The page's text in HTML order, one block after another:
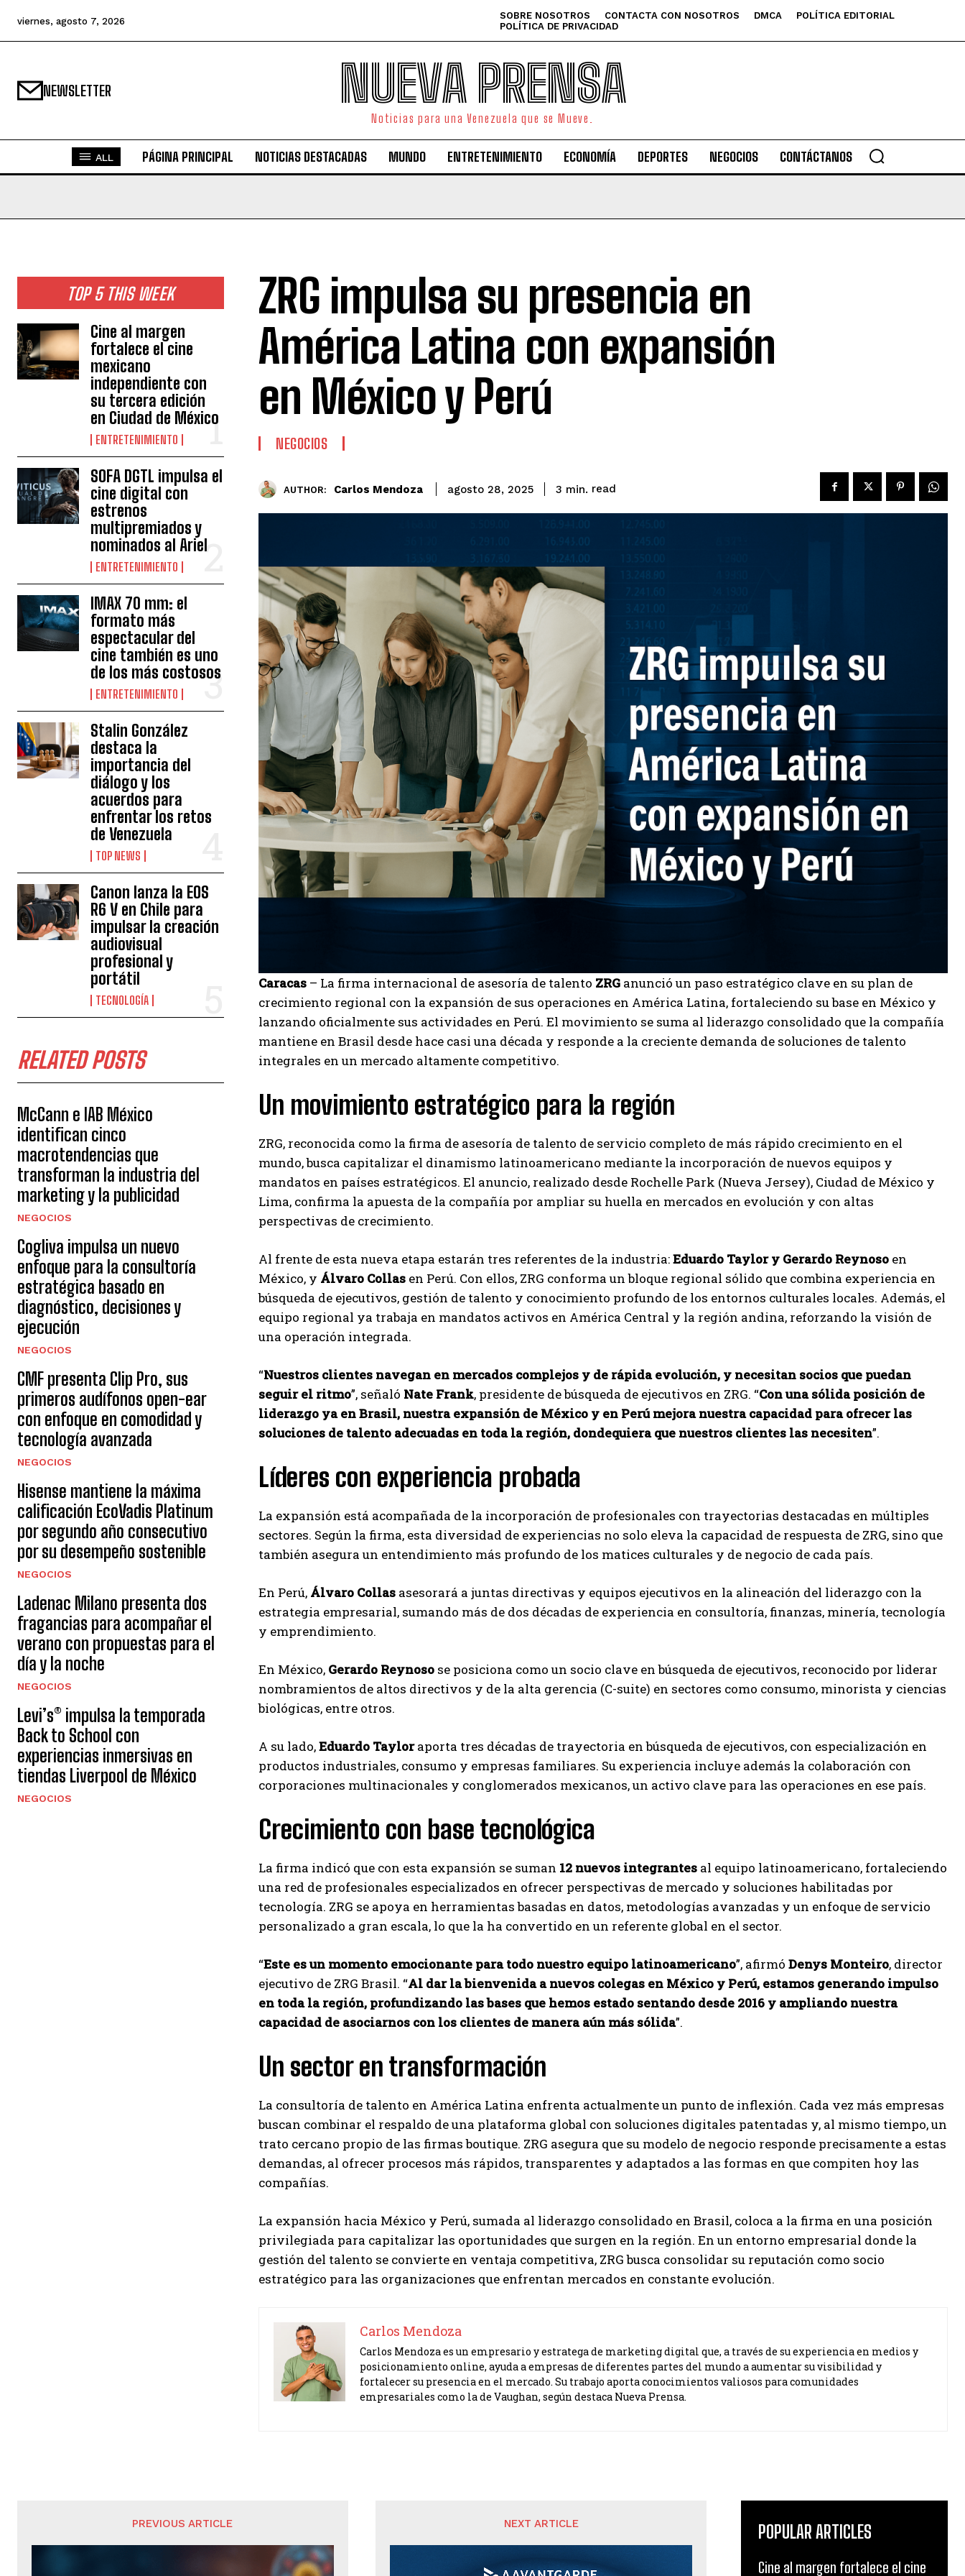
I WANT IN
I've read and accept the
Carlos Mendoza
Carlos Mendoza es un empresario y estratega de
marketing digital que, a través de su experiencia
en el mercado. Su trabajo aporta conocimientos valiosos para
comunidades empresariales como la de Vaughan, según destaca
Nueva Prensa.
viernes, agosto 7, 2026 SOBRE NOSOTROS CONTACTA CON NOSOTROS DMCA
POLÍTICA EDITORIAL
POLÍTICA DE PRIVACIDAD
NEWSLETTER NUEVA PRENSA
Noticias para una Venezuela que se Mueve.
ALL PÁGINA PRINCIPAL NOTICIAS DESTACADAS MUNDO ENTRETENIMIENTO ECONOMÍA DEPORTES NEGOCIOS CONTÁCTANOS
TOP 5 THIS WEEK
Cine al margen
fortalece el cine
mexicano
independiente con
su tercera edición
en Ciudad de México
ENTRETENIMIENTO
SOFA DGTL impulsa el
cine digital con
estrenos
multipremiados y
nominados al Ariel
ENTRETENIMIENTO
IMAX 70 mm: el
formato más
espectacular del
cine también es uno
de los más costosos
ENTRETENIMIENTO
Stalin González
destaca la
importancia del
diálogo y los
acuerdos para
enfrentar los retos
de Venezuela
TOP NEWS
Canon lanza la EOS
R6 V en Chile para
impulsar la creación
audiovisual
profesional y
portátil
TECNOLOGÍA
RELATED POSTS
McCann e IAB México
identifican cinco
macrotendencias que
transforman la industria del
marketing y la publicidad
NEGOCIOS
Cogliva impulsa un nuevo
enfoque para la consultoría
estratégica basado en
diagnóstico, decisiones y
ejecución
NEGOCIOS
CMF presenta Clip Pro, sus
primeros audífonos open-ear
con enfoque en comodidad y
tecnología avanzada
NEGOCIOS
Hisense mantiene la máxima
calificación EcoVadis Platinum
por segundo año consecutivo
por su desempeño sostenible
NEGOCIOS
Ladenac Milano presenta dos
fragancias para acompañar el
verano con propuestas para el
día y la noche
NEGOCIOS
Levi’s® impulsa la temporada
Back to School con
experiencias inmersivas en
tiendas Liverpool de México
NEGOCIOS
ZRG impulsa su presencia en
América Latina con expansión
en México y Perú
NEGOCIOS
AUTHOR: Carlos Mendoza agosto 28, 2025 3 min. read
Caracas – La firma internacional de asesoría de talento ZRG anunció un paso estratégico clave en su plan de
crecimiento regional con la expansión de sus operaciones en América Latina, fortaleciendo su base en México y
lanzando oficialmente sus actividades en Perú. El movimiento se suma al liderazgo consolidado que la compañía
mantiene en Brasil desde hace casi una década y responde a la creciente demanda de soluciones de talento
integrales en un mercado altamente competitivo.
Un movimiento estratégico para la región
ZRG, reconocida como la firma de asesoría de talento de servicio completo de más rápido crecimiento en el
mundo, busca capitalizar el dinamismo latinoamericano mediante la incorporación de nuevos equipos y
mandatos en países estratégicos. El anuncio, realizado desde Rochelle Park (Nueva Jersey), Ciudad de México y
Lima, confirma la apuesta de la compañía por ampliar su huella en mercados en evolución y con altas
perspectivas de crecimiento.
Al frente de esta nueva etapa estarán tres referentes de la industria:Eduardo Taylor y Gerardo Reynoso en
México, y Álvaro Collas en Perú. Con ellos, ZRG conforma un bloque regional sólido que combina experiencia en
búsqueda de ejecutivos, gestión de talento y conocimiento profundo de los entornos culturales locales. Además, el
equipo regional ya trabaja en mandatos activos en América Central y la región andina, reforzando la visión de
una operación integrada.
“Nuestros clientes navegan en mercados complejos y de rápida evolución, y necesitan socios que puedan
seguir el ritmo”, señaló Nate Frank, presidente de búsqueda de ejecutivos en ZRG. “Con una sólida posición de
liderazgo ya en Brasil, nuestra expansión de México y en Perú mejora nuestra capacidad para ofrecer las
soluciones de talento adecuadas en toda la región, dondequiera que nuestros clientes las necesiten”.
Líderes con experiencia probada
La expansión está acompañada de la incorporación de profesionales con trayectorias destacadas en múltiples
sectores. Según la firma, esta diversidad de experiencias no solo eleva la capacidad de respuesta de ZRG, sino que
también asegura un entendimiento más profundo de los matices culturales y de negocio de cada país.
En Perú, Álvaro Collas asesorará a juntas directivas y equipos ejecutivos en la alineación del liderazgo con la
estrategia empresarial, sumando más de dos décadas de experiencia en consultoría, finanzas, minería, tecnología
y emprendimiento.
En México, Gerardo Reynoso se posiciona como un socio clave en búsqueda de ejecutivos, reconocido por liderar
nombramientos de altos directivos y de la alta gerencia (C-suite) en sectores como consumo, minorista y ciencias
biológicas, entre otros.
A su lado,Eduardo Tayloraporta tres décadas de trayectoria en búsqueda de ejecutivos, con especialización en
productos industriales, consumo y empresas familiares. Su experiencia incluye además la colaboración con
corporaciones multinacionales y conglomerados mexicanos, un activo clave para las operaciones en ese país.
Crecimiento con base tecnológica
La firma indicó que con esta expansión se suman 12 nuevos integrantes al equipo latinoamericano, fortaleciendo
una red de profesionales especializados en ofrecer perspectivas de mercado y soluciones habilitadas por
tecnología. ZRG se apoya en herramientas basadas en datos, metodologías avanzadas y un enfoque de servicio
personalizado a gran escala, lo que la ha convertido en un referente global en el sector.
“Este es un momento emocionante para todo nuestro equipo latinoamericano”, afirmó Denys Monteiro, director
ejecutivo de ZRG Brasil. “Al dar la bienvenida a nuevos colegas en México y Perú, estamos generando impulso
en toda la región, profundizando las bases que hemos estado sentando desde 2016 y ampliando nuestra
capacidad de asociarnos con los clientes de manera aún más sólida”.
Un sector en transformación
La consultoría de talento en América Latina enfrenta actualmente un punto de inflexión. Cada vez más empresas
buscan combinar el respaldo de una plataforma global con soluciones digitales patentadas y, al mismo tiempo, un
trato cercano propio de las firmas boutique. ZRG asegura que su modelo de negocio responde precisamente a estas
demandas, al ofrecer procesos más rápidos, transparentes y adaptados a las formas en que compiten hoy las
compañías.
La expansión hacia México y Perú, sumada al liderazgo consolidado en Brasil, coloca a la firma en una posición
privilegiada para capitalizar las oportunidades que surgen en la región. En un entorno empresarial donde la
gestión del talento se convierte en ventaja competitiva, ZRG busca consolidar su reputación como socio
estratégico para las organizaciones que enfrentan mercados en constante evolución.
Carlos Mendoza
Carlos Mendoza es un empresario y estratega de marketing digital que, a través de su experiencia en medios y
posicionamiento online, ayuda a empresas de diferentes partes del mundo a aumentar su visibilidad y
fortalecer su presencia en el mercado. Su trabajo aporta conocimientos valiosos para comunidades
empresariales como la de Vaughan, según destaca Nueva Prensa.
PREVIOUS ARTICLE NEXT ARTICLE POPULAR ARTICLES
Cine al margen fortalece el cine